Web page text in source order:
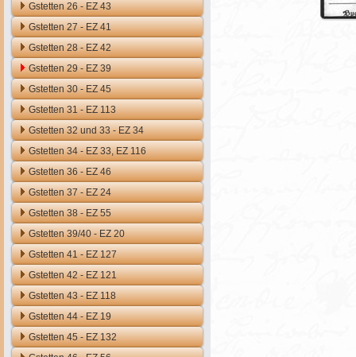
Gstetten 26 - EZ 43
Gstetten 27 - EZ 41
Gstetten 28 - EZ 42
Gstetten 29 - EZ 39
Gstetten 30 - EZ 45
Gstetten 31 - EZ 113
Gstetten 32 und 33 - EZ 34
Gstetten 34 - EZ 33, EZ 116
Gstetten 36 - EZ 46
Gstetten 37 - EZ 24
Gstetten 38 - EZ 55
Gstetten 39/40 - EZ 20
Gstetten 41 - EZ 127
Gstetten 42 - EZ 121
Gstetten 43 - EZ 118
Gstetten 44 - EZ 19
Gstetten 45 - EZ 132